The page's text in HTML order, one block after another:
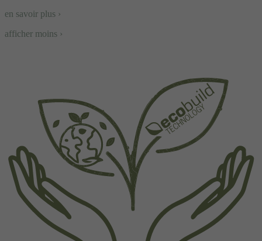
en savoir plus ›
afficher moins ›